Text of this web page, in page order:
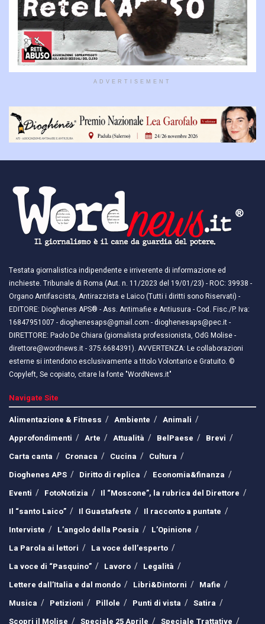
ADVERTISEMENT
Testata giornalistica indipendente e irriverente di informazione ed
inchieste. Tribunale di Roma (Aut. n. 11/2023 del 19/01/23) - ROC: 39938 -
Organo Antifascista, Antirazzista e Laico (Tutti i diritti sono Riservati) -
EDITORE: Dioghenes APS® - Ass. Antimafie e Antiusura - Cod. Fisc./P. Iva:
16847951007 - dioghenesaps@gmail.com - dioghenesaps@pec.it - ​​
DIRETTORE: Paolo De Chiara (giornalista professionista, OdG Molise -
direttore@wordnews.it - ​​375.6684391). AVVERTENZA: Le collaborazioni
esterne si intendono esclusivamente a titolo Volontario e Gratuito. ©
Copyleft, Se copiato, citare la fonte "WordNews.it"
Navigate Site
Alimentazione & Fitness
Ambiente
Animali
Approfondimenti
Arte Attualità BelPaese
Brevi
Carta canta
Cronaca Cucina
Cultura
Dioghenes APS
Diritto di replica
Economia&finanza
Eventi
FotoNotizia
Il “Moscone”, la rubrica del Direttore
Il “santo Laico”
Il Guastafeste
Il racconto a puntate
Interviste
L’angolo della Poesia
L’Opinione
La Parola ai lettori
La voce dell’esperto
La voce di “Pasquino”
Lavoro
Legalità
Lettere dall’Italia e dal mondo
Libri&Dintorni
Mafie
Musica
Petizioni Pillole Punti di vista
Satira
Scopri il Molise
Speciale 25 Aprile Speciale Trattative